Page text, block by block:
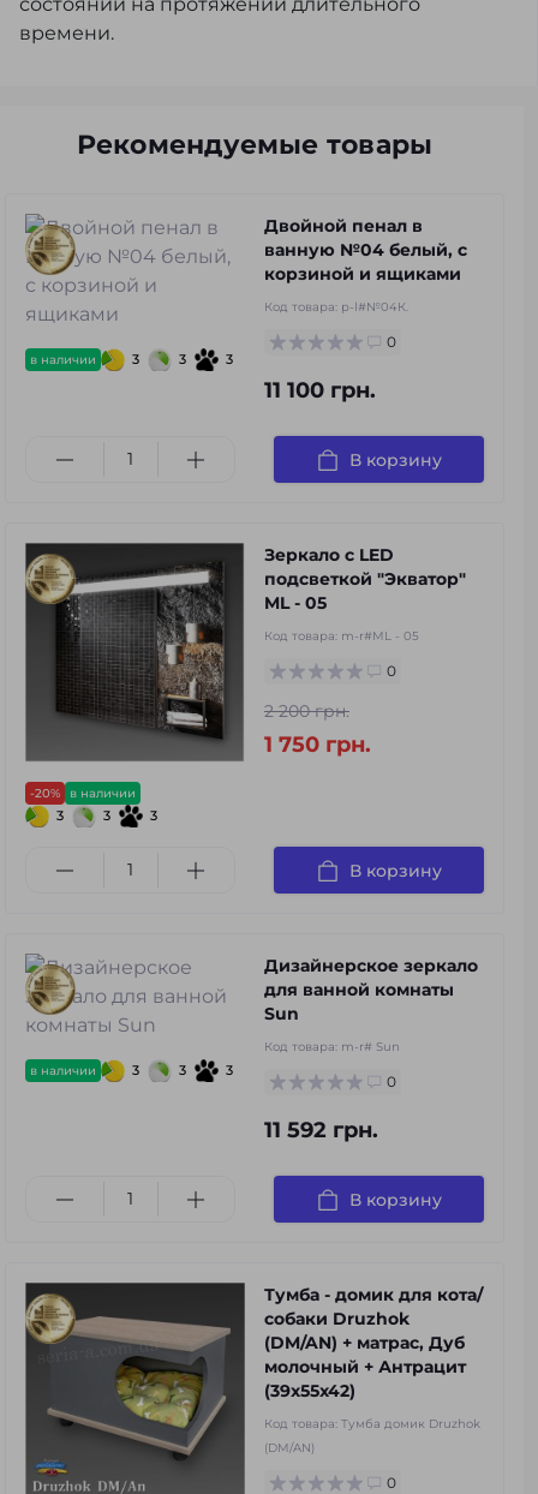
времени.
Рекомендуемые товары
в наличии 3 3 3
Двойной пенал в
ванную №04 белый, с
корзиной и ящиками
Код товара: p-l#№04К.
0
11 100 грн.
В корзину
-20% в наличии
3 3 3
Зеркало с LED
подсветкой "Экватор"
ML - 05
Код товара: m-r#ML - 05
0
2 200 грн.
1 750 грн.
В корзину
в наличии 3 3 3
Дизайнерское зеркало
для ванной комнаты
Sun
Код товара: m-r# Sun
0
11 592 грн.
В корзину
Тумба - домик для кота/
собаки Druzhok
(DM/AN) + матрас, Дуб
молочный + Антрацит
(39x55x42)
Код товара: Тумба домик Druzhok
(DM/AN)
0